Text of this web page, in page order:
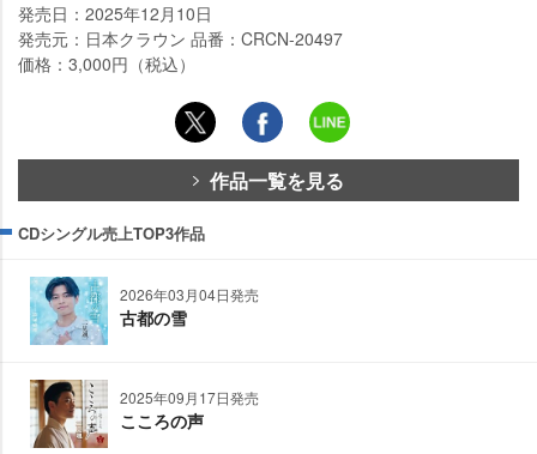
発売日：2025年12月10日
発売元：日本クラウン 品番：CRCN-20497
価格：3,000円（税込）
作品一覧を見る
CDシングル売上TOP3作品
2026年03月04日発売
古都の雪
2025年09月17日発売
こころの声